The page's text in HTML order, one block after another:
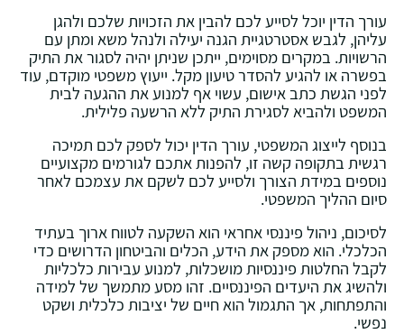
עורך הדין יוכל לסייע לכם להבין את הזכויות שלכם ולהגן
עליהן, לגבש אסטרטגיית הגנה יעילה ולנהל משא ומתן עם
הרשויות. במקרים מסוימים, ייתכן שניתן יהיה לסגור את התיק
בפשרה או להגיע להסדר טיעון מקל. ייעוץ משפטי מוקדם, עוד
לפני הגשת כתב אישום, עשוי אף למנוע את ההגעה לבית
המשפט ולהביא לסגירת התיק ללא הרשעה פלילית.
בנוסף לייצוג המשפטי, עורך הדין יכול לספק לכם תמיכה
רגשית בתקופה קשה זו, להפנות אתכם לגורמים מקצועיים
נוספים במידת הצורך ולסייע לכם לשקם את עצמכם לאחר
סיום ההליך המשפטי.
לסיכום, ניהול פיננסי אחראי הוא השקעה לטווח ארוך בעתיד
הכלכלי. הוא מספק את הידע, הכלים והביטחון הדרושים כדי
לקבל החלטות פיננסיות מושכלות, למנוע עבירות כלכליות
ולהשיג את היעדים הפיננסיים. זהו מסע מתמשך של למידה
והתפתחות, אך התגמול הוא חיים של יציבות כלכלית ושקט
נפשי.